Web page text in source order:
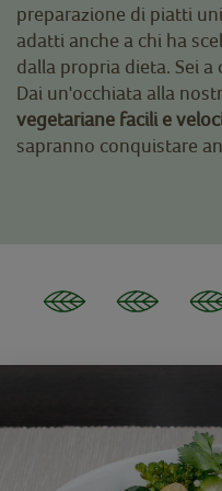
preparazione di piatti
adatti anche a chi ha
dalla propria dieta. Sei
Dai un'occhiata alla
vegetariane facili e
sapranno conquistare